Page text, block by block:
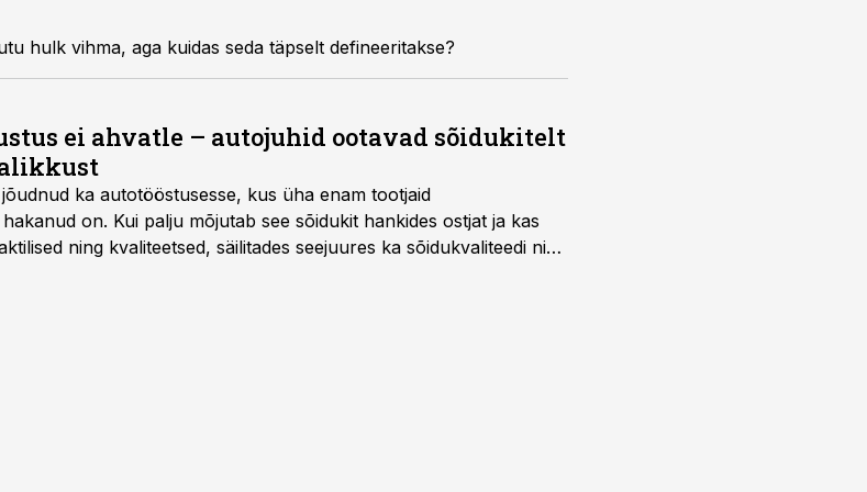
hulk vihma, aga kuidas seda täpselt defineeritakse?
ei ahvatle – autojuhid ootavad sõidukitelt
ka autotööstusesse, kus üha enam tootjaid
on. Kui palju mõjutab see sõidukit hankides ostjat ja kas
ning kvaliteetsed, säilitades seejuures ka sõidukvaliteedi ning